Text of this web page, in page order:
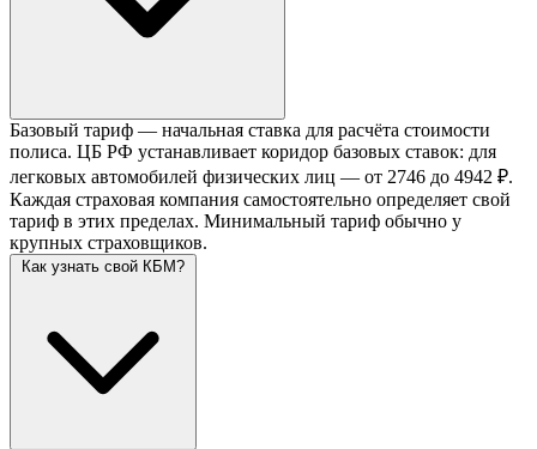
Базовый тариф — начальная ставка для расчёта стоимости
полиса. ЦБ РФ устанавливает коридор базовых ставок: для
легковых автомобилей физических лиц — от 2746 до 4942 ₽.
Каждая страховая компания самостоятельно определяет свой
тариф в этих пределах. Минимальный тариф обычно у
крупных страховщиков.
Как узнать свой КБМ?